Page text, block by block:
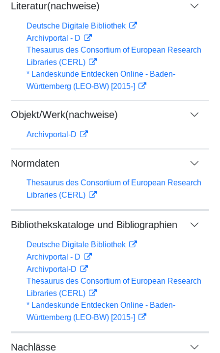
Literatur(nachweise)
Deutsche Digitale Bibliothek
Archivportal - D
Thesaurus des Consortium of European Research
Libraries (CERL)
* Landeskunde Entdecken Online - Baden-
Württemberg (LEO-BW) [2015-]
Objekt/Werk(nachweise)
Archivportal-D
Normdaten
Thesaurus des Consortium of European Research
Libraries (CERL)
Bibliothekskataloge und Bibliographien
Deutsche Digitale Bibliothek
Archivportal - D
Archivportal-D
Thesaurus des Consortium of European Research
Libraries (CERL)
* Landeskunde Entdecken Online - Baden-
Württemberg (LEO-BW) [2015-]
Nachlässe